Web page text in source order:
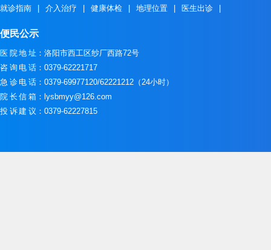
就诊指南 | 介入治疗 | 健康体检 | 地理位置 | 医生出诊 |
便民公示
医院地址 ：洛阳市西工区纱厂西路72号
咨询电话 ：0379-62221717
急诊电话 ：0379-69977120/62221212（24小时）
院长信箱 ：lysbmyy@126.com
投诉建议 ：0379-62227815